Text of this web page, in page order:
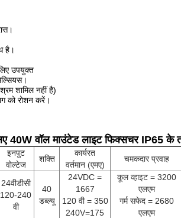
है।
उपयुक्त
शामिल नहीं है)
को रोशन करें।
40W वॉल माउंटेड लाइट फिक्सचर IP65 के
इनपुट
वोल्टेज
शक्ति
कार्यरत
वर्तमान (एमए)
चमकदार प्रवाह
24वीडीसी
120-240
वी
40
डब्ल्यू
24VDC =
1667
120 वी = 350
240V=175
कूल व्हाइट = 3200
एलएम
गर्म सफेद = 2680
एलएम